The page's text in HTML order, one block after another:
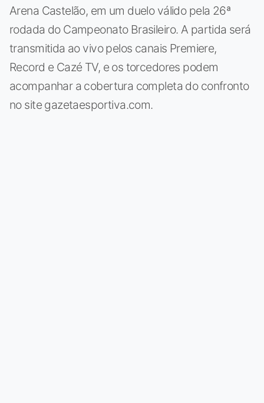
Arena Castelão, em um duelo válido pela 26ª
rodada do Campeonato Brasileiro. A partida será
transmitida ao vivo pelos canais Premiere,
Record e Cazé TV, e os torcedores podem
acompanhar a cobertura completa do confronto
no site gazetaesportiva.com.